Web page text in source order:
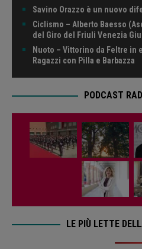
Savino Orazzo è un nuovo
Ciclismo – Alberto Baesso
del Giro del Friuli Venezia
Nuoto – Vittorino da Feltre in
Ragazzi con Pilla e Barbazza
PODCAST
LE PIÙ LETTE